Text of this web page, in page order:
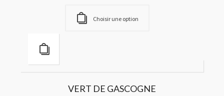
Choisir une option
VERT DE GASCOGNE